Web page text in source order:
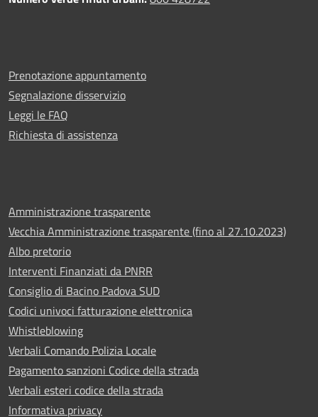
Prenotazione appuntamento
Segnalazione disservizio
Leggi le FAQ
Richiesta di assistenza
Amministrazione trasparente
Vecchia Amministrazione trasparente (fino al 27.10.2023)
Albo pretorio
Interventi Finanziati da PNRR
Consiglio di Bacino Padova SUD
Codici univoci fatturazione elettronica
Whistleblowing
Verbali Comando Polizia Locale
Pagamento sanzioni Codice della strada
Verbali esteri codice della strada
Informativa privacy